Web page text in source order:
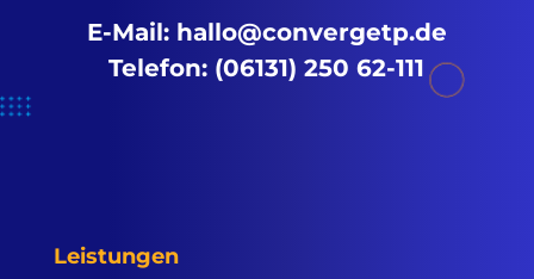
E-Mail: hallo@convergetp.de
Telefon: (06131) 250 62-111
Leistungen